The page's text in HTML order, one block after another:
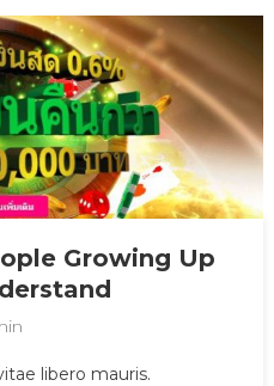
Growing Up
libero mauris.